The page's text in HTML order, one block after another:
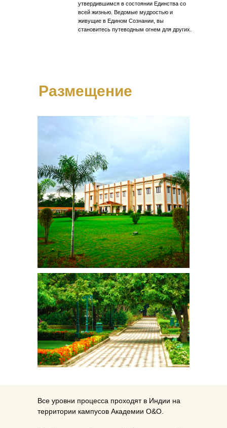
утвердившимся в состоянии Единства со
всей жизнью. Ведомые мудростью и
живущие в Едином Сознании, вы
становитесь путеводным огнем для других.
Размещение
Все уровни процесса проходят в Индии на
территории кампусов Академии O&O.